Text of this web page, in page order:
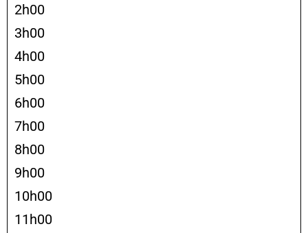
2h00
3h00
4h00
5h00
6h00
7h00
8h00
9h00
10h00
11h00